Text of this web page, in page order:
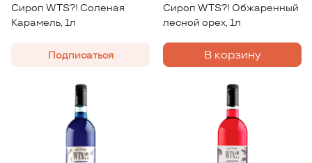
Сироп WTS?! Соленая
Карамель, 1л
Подписаться
Сироп WTS?! Обжаренный
лесной орех, 1л
В корзину